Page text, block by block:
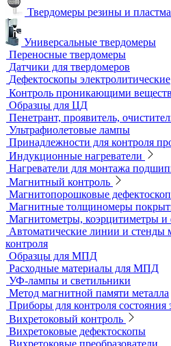
Пауки, штативы для
Твердометрия (контроль твердости)
Ультразвуковые твердомеры
Динамические твердомеры
Стационарные твердомеры
Комбинированные твердомеры
Комплектующие к твердомерам
Меры твердости
Микротвердомеры
Нанотвердомеры
Портативные твердомеры
Твердомеры резины и
Универсальные твердомеры
Переносные твердомеры
Датчики для твердомеров
Дефектоскопы электролитические
Контроль проникающими
Образцы для ЦД
Пенетрант, проявитель, очиститель
Ультрафиолетовые лампы
Принадлежности для контроля
Индукционные нагреватели
Нагреватели для монтажа